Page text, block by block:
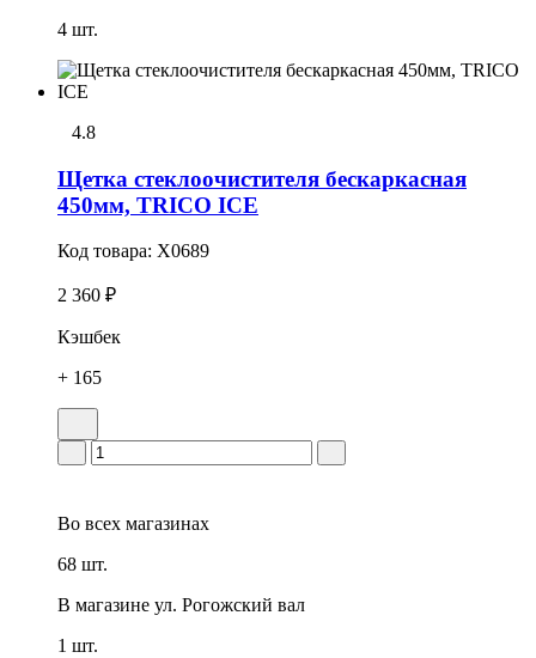
4 шт.
4.8
Щетка стеклоочистителя бескаркасная
450мм, TRICO ICE
Код товара: X0689
2 360 ₽
Кэшбек
+ 165
Во всех магазинах
68 шт.
В магазине ул. Рогожский вал
1 шт.